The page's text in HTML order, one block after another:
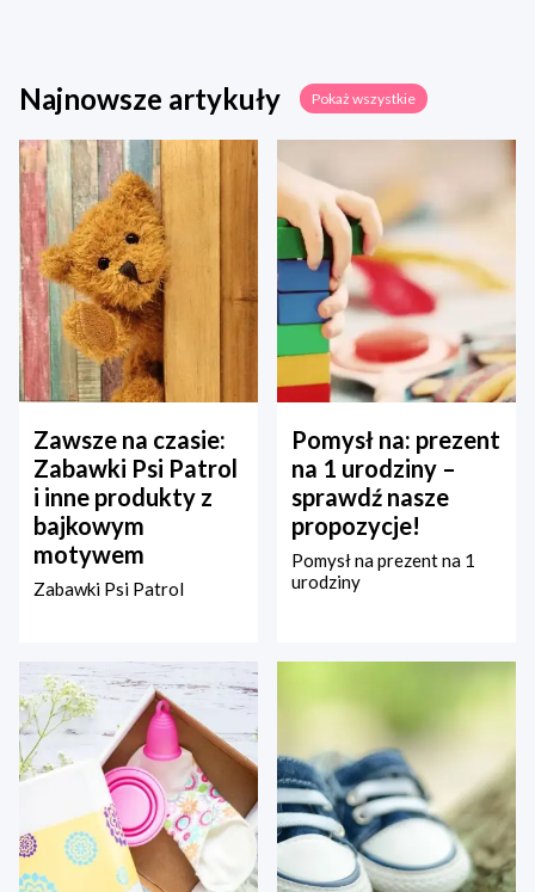
Najnowsze artykuły Pokaż wszystkie
Zawsze na czasie:
Zabawki Psi Patrol
i inne produkty z
bajkowym
motywem
Zabawki Psi Patrol
Pomysł na: prezent
na 1 urodziny –
sprawdź nasze
propozycje!
Pomysł na prezent na 1
urodziny